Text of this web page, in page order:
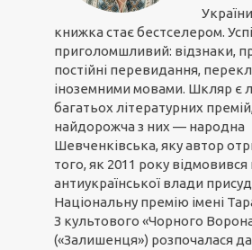
книжка стає бестселером.
приголомшливий: відзнаки,
постійні перевидання,
іноземними мовами. Шкляр є
багатьох літературних
найдорожча з них — народна
Шевченківська, яку автор
того, як 2011 року
антиукраїнської влади
Національну премію імені
З культового «Чорного
(«Залишенця») розпочалася